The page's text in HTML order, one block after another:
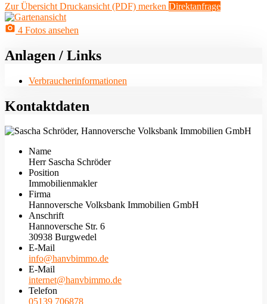
Zur Übersicht Druckansicht (PDF) merken Direktanfrage
4 Fotos ansehen
Anlagen / Links
Verbraucherinformationen
Kontaktdaten
Name
Herr Sascha Schröder
Position
Immobilienmakler
Firma
Hannoversche Volksbank Immobilien GmbH
Anschrift
Hannoversche Str. 6
30938 Burgwedel
E-Mail
info@hanvbimmo.de
E-Mail
internet@hanvbimmo.de
Telefon
05139 706878